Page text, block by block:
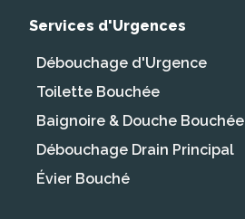
Services d'Urgences
Débouchage d'Urgence
Toilette Bouchée
Baignoire & Douche Bouchée
Débouchage Drain Principal
Évier Bouché